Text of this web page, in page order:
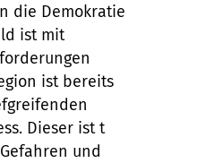
die Demokratie
ist mit
ist bereits
Dieser ist t
und